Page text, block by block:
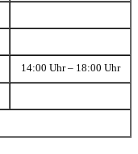
14:00 Uhr – 18:00 Uhr